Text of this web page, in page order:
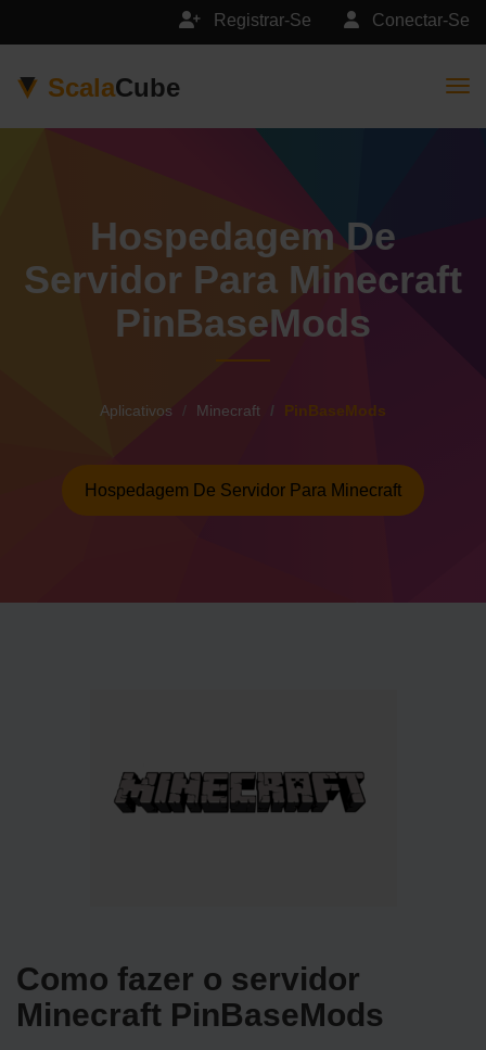
Conectar-Se
Registrar-Se
ScalaCube
Hospedagem De
Servidor Para Minecraft
PinBaseMods
Aplicativos Minecraft PinBaseMods
Hospedagem De Servidor Para Minecraft
Como fazer o servidor
Minecraft PinBaseMods